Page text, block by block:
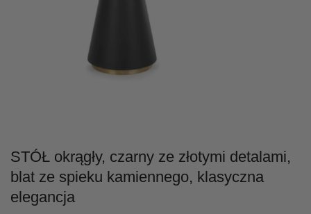
STÓŁ okrągły, czarny ze złotymi detalami,
blat ze spieku kamiennego, klasyczna
elegancja